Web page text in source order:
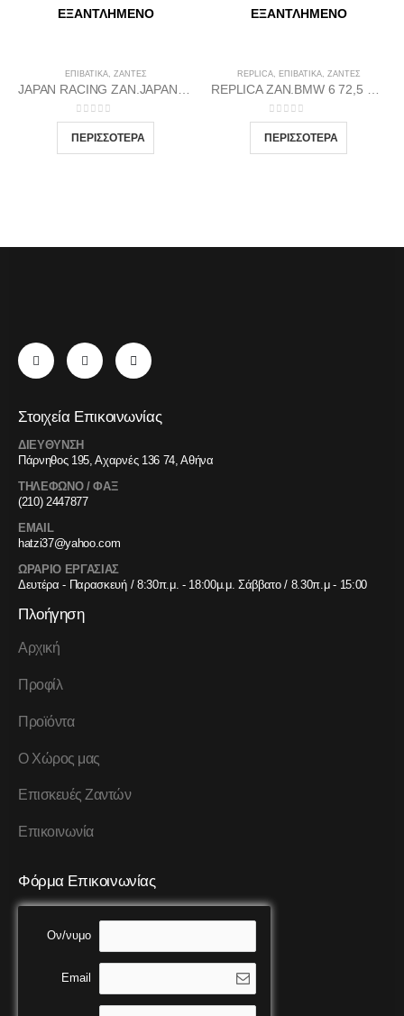
ΕΞΑΝΤΛΗΜΈΝΟ
ΕΠΙΒΑΤΙΚΑ, ΖΆΝΤΕΣ
0out of 5
ΕΞΑΝΤΛΗΜΈΝΟ
REPLICA, ΕΠΙΒΑΤΙΚΑ, ΖΆΝΤΕΣ
0out of 5
Στοιχεία Επικοινωνίας
ΔΙΕΥΘΥΝΣΗ
Πάρνηθος 195, Αχαρνές 136 74, Αθήνα
ΤΗΛΕΦΩΝΟ / ΦΑΞ
(210) 2447877
EMAIL
hatzi37@yahoo.com
ΩΡΑΡΙΟ ΕΡΓΑΣΙΑΣ
Δευτέρα - Παρασκευή / 8:30π.μ. - 18:00μ.μ. Σάββατο / 8.30π.μ - 15:00
Πλοήγηση
Αρχική
Προφίλ
Προϊόντα
Ο Χώρος μας
Επισκευές Ζαντών
Επικοινωνία
Φόρμα Επικοινωνίας
Ον/νυμο
Email